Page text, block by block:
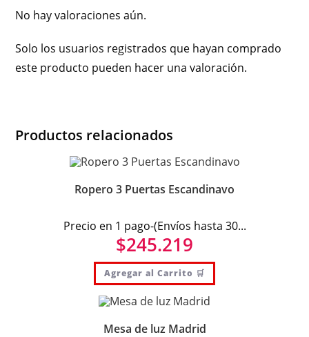
No hay valoraciones aún.
Solo los usuarios registrados que hayan comprado
este producto pueden hacer una valoración.
Productos relacionados
Ropero 3 Puertas Escandinavo
Precio en 1 pago-(Envíos hasta 30...
$245.219
Agregar al Carrito 🛒
Mesa de luz Madrid